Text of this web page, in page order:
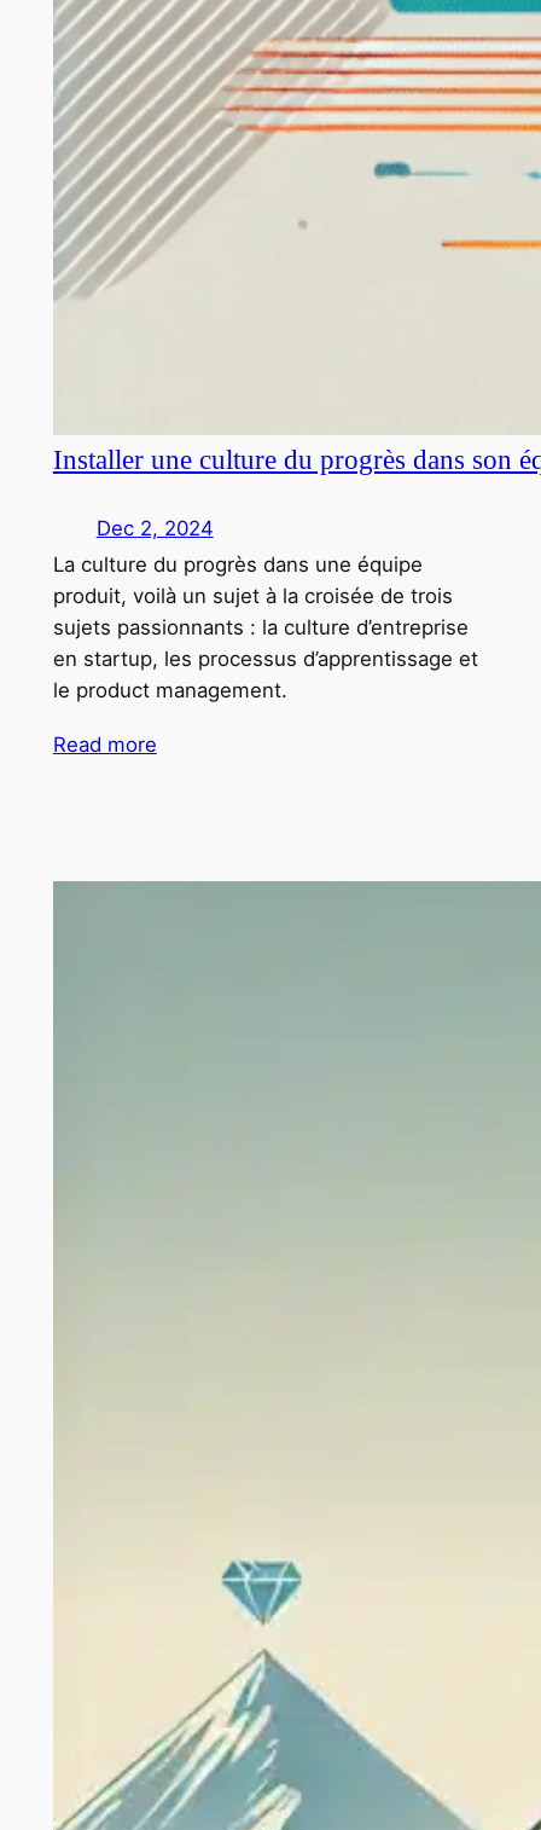
Installer une culture du progrès dans son
Dec 2, 2024
La culture du progrès dans une équipe
produit, voilà un sujet à la croisée de trois
sujets passionnants : la culture d’entreprise
en startup, les processus d’apprentissage et
le product management.
Read more